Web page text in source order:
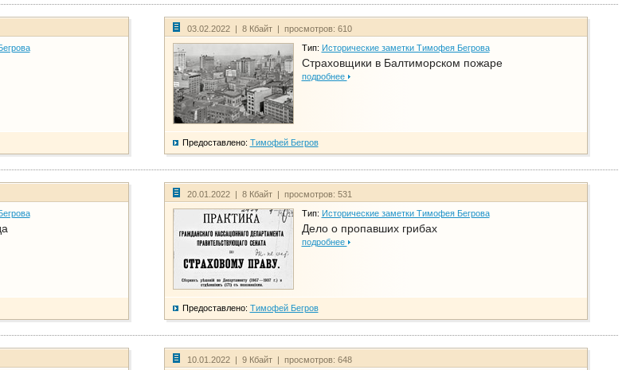
03.02.2022 | 8 Кбайт | просмотров: 610
Тип: Исторические заметки Тимофея Бегрова
Страховщики в Балтиморском пожаре
подробнее
Предоставлено: Тимофей Бегров
20.01.2022 | 8 Кбайт | просмотров: 531
Тип: Исторические заметки Тимофея Бегрова
Дело о пропавших грибах
подробнее
Предоставлено: Тимофей Бегров
10.01.2022 | 9 Кбайт | просмотров: 648